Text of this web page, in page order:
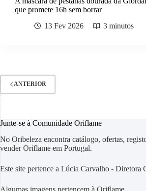
que promete 16h sem borrar
13 Fev 2026
3 minutos
ANTERIOR
Junte-se à Comunidade Oriflame
No Oribeleza encontra catálogo, ofertas,
vender Oriflame em Portugal.
Este site pertence a Lúcia Carvalho - Diretora
Algumas imagens pertencem à Oriflame.